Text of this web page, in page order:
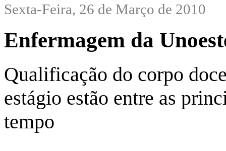
Sexta-Feira, 26 de Março de 2010
Enfermagem da
Qualificação do corpo
estágio estão entre as
tempo